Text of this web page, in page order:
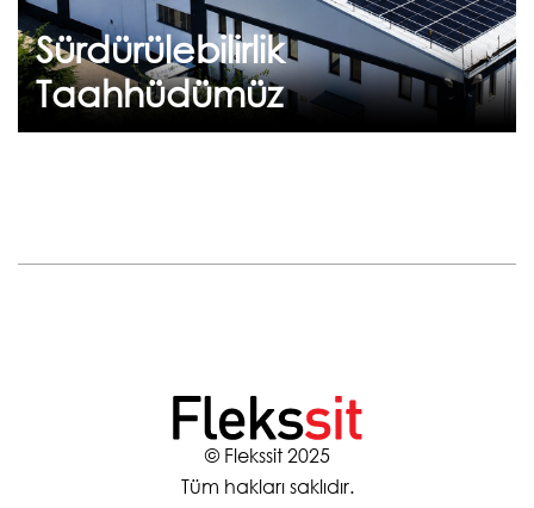
Sürdürülebilirlik
Taahhüdümüz
Devam et
© Flekssit 2025
Tüm hakları saklıdır.